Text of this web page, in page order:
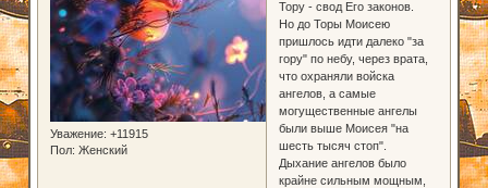
Уважение: +11915
Пол: Женский
Тору - свод Его законов.
Но до Торы Моисею
пришлось идти далеко "за
гору" по небу, через врата,
что охраняли войска
ангелов, а самые
могущественные ангелы
были выше Моисея "на
шесть тысяч стоп".
Дыхание ангелов было
крайне сильным мощным,